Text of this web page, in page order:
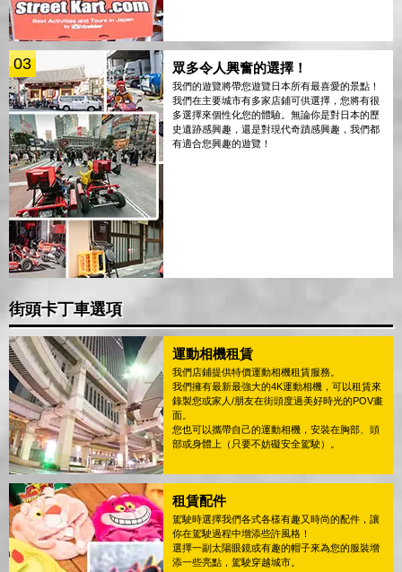
03 眾多令人興奮的選擇！
我們的遊覽將帶您遊覽日本所有最喜愛的景點！
我們在主要城市有多家店鋪可供選擇，您將有很
多選擇來個性化您的體驗。無論你是對日本的歷
史遺跡感興趣，還是對現代奇蹟感興趣，我們都
有適合您興趣的遊覽！
街頭卡丁車選項
運動相機租賃
我們店鋪提供特價運動相機租賃服務。
我們擁有最新最強大的4K運動相機，可以租賃來
錄製您或家人/朋友在街頭度過美好時光的POV畫
面。
您也可以攜帶自己的運動相機，安裝在胸部、頭
部或身體上（只要不妨礙安全駕駛）。
租賃配件
駕駛時選擇我們各式各樣有趣又時尚的配件，讓
你在駕駛過程中增添些許風格！
選擇一副太陽眼鏡或有趣的帽子來為您的服裝增
添一些亮點，駕駛穿越城市。